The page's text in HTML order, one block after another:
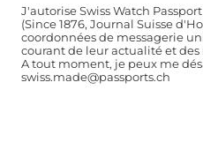
J'autorise Swiss Watch
(Since 1876, Journal Suisse
coordonnées de messagerie
courant de leur actualité et
A tout moment, je peux me
swiss.made@passports.ch